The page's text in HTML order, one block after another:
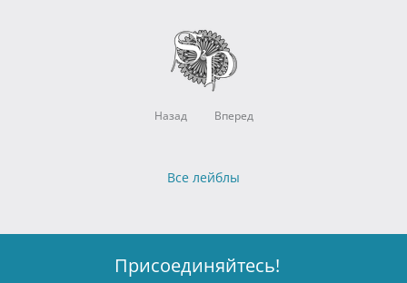
Назад Вперед
Все лейблы
Присоединяйтесь!